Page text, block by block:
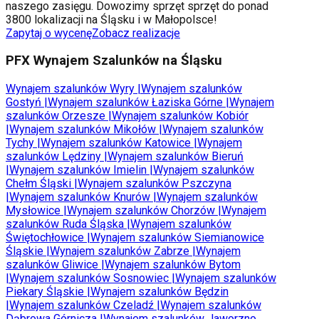
naszego zasięgu. Dowozimy sprzęt sprzęt do ponad
3800 lokalizacji na Śląsku i w Małopolsce!
Zapytaj o wycenęZobacz realizacje
PFX Wynajem Szalunków na Śląsku
Wynajem szalunków Wyry Wynajem szalunków
Gostyń Wynajem szalunków Łaziska Górne Wynajem
szalunków Orzesze Wynajem szalunków Kobiór
Wynajem szalunków Mikołów Wynajem szalunków
Tychy Wynajem szalunków Katowice Wynajem
szalunków Lędziny Wynajem szalunków Bieruń
Wynajem szalunków Imielin Wynajem szalunków
Chełm Śląski Wynajem szalunków Pszczyna
Wynajem szalunków Knurów Wynajem szalunków
Mysłowice Wynajem szalunków Chorzów Wynajem
szalunków Ruda Śląska Wynajem szalunków
Świętochłowice Wynajem szalunków Siemianowice
Śląskie Wynajem szalunków Zabrze Wynajem
szalunków Gliwice Wynajem szalunków Bytom
Wynajem szalunków Sosnowiec Wynajem szalunków
Piekary Śląskie Wynajem szalunków Będzin
Wynajem szalunków Czeladź Wynajem szalunków